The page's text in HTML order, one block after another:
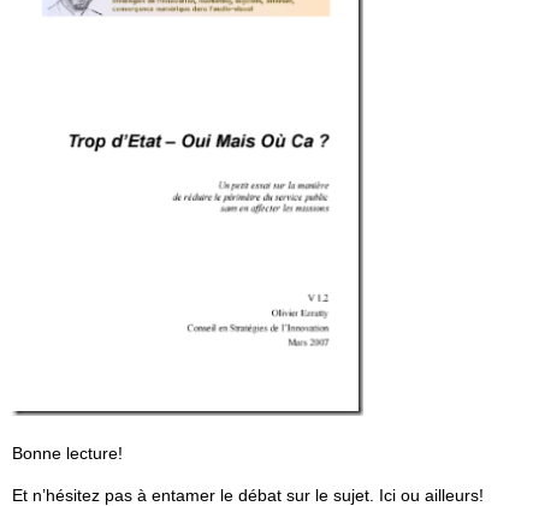
Bonne lecture!
Et n’hésitez pas à entamer le débat sur le sujet. Ici ou ailleurs!